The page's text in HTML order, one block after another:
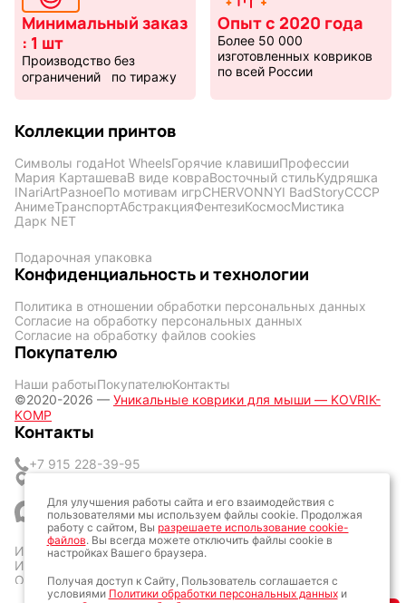
Минимальный заказ
: 1 шт
Производство без
ограничений по тиражу
Опыт с 2020 года
Более 50 000
изготовленных ковриков
по всей России
Коллекции принтов
Символы годаHot WheelsГорячие клавишиПрофессии
Мария КарташеваВ виде ковраВосточный стильКудряшка
INariArtРазноеПо мотивам игрCHERVONNYI BadStoryСССР
АнимеТранспортАбстракцияФентезиКосмосМистика
Дарк NET
Подарочная упаковка
Конфиденциальность и технологии
Политика в отношении обработки персональных данных
Согласие на обработку персональных данных
Согласие на обработку файлов cookies
Покупателю
Наши работыПокупателюКонтакты
©2020-2026 — Уникальные коврики для мыши — KOVRIK-
KOMP
Контакты
+7 915 228-39-95
ИП Кличук Оксана Сергеевна
ИНН: 773428377057
ОГРН: 323774600160161
ОКТМО: 45387000
Для улучшения работы сайта и его взаимодействия с
пользователями мы используем файлы cookie. Продолжая
работу с сайтом, Вы разрешаете использование cookie-
файлов. Вы всегда можете отключить файлы cookie в
настройках Вашего браузера.
Получая доступ к Сайту, Пользователь соглашается с
условиями Политики обработки персональных данныхи